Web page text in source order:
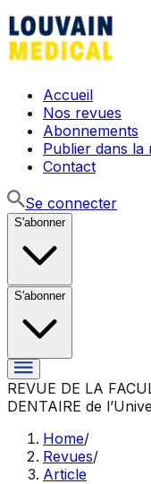
Accueil
Nos revues
Abonnements
Publier dans la
Contact
Se connecter
S'abonner
S'abonner
REVUE DE LA
DENTAIRE de
Home/
Revues/
Article